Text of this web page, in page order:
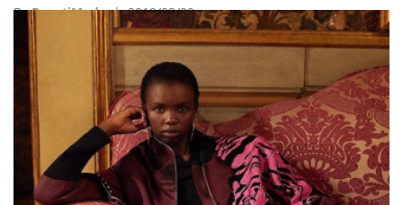
狂妄與脆弱於一身的搖滾天后，她身上的行頭自然也必
須符合身分。
ByBeautiMode| 2019/03/09